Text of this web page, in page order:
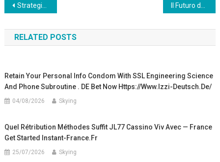
Post
navigation
Strategische Analyse: Die Bedeutung von Book of Dead im modernen Online-Casino-Design
RELATED POSTS
Retain Your Personal Info Condom With SSL Engineering Science
And Phone Subroutine . DE Bet Now Https://www.izzi-Deutsch.de/
04/08/2026 Skying
Quel Rétribution Méthodes Suffit JL77 Cassino Viv Avec — France
Get Started Instant-France.fr
25/07/2026 Skying